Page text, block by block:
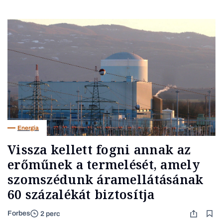
Energia
Vissza kellett fogni annak az
erőműnek a termelését, amely
szomszédunk áramellátásának
60 százalékát biztosítja
Forbes 2 perc